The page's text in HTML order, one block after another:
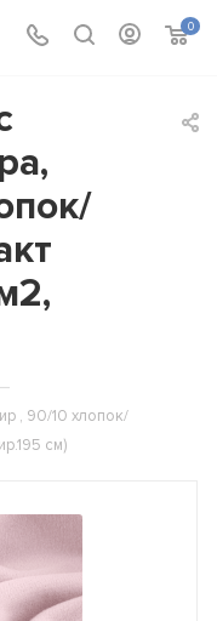
0
, 90/10 хлопок/
см)